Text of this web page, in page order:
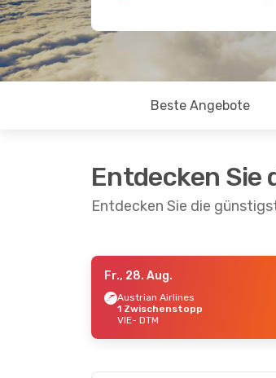
Beste Angebote
Entdecken Sie
Entdecken Sie die
- Mo., 24. Aug.
Fr., 28. Aug.
Austrian Airlines
1 Zwischenstopp
VIE- DTM